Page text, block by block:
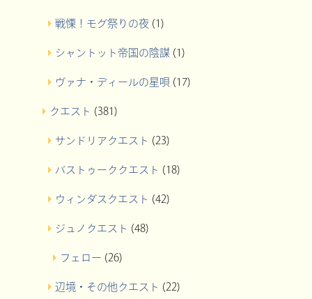
戦慄！モグ祭りの夜(1)
シャントット帝国の陰謀(1)
ヴァナ・ディールの星唄 (17)
クエスト (381)
サンドリアクエスト (23)
バストゥーククエスト (18)
ウィンダスクエスト (42)
ジュノクエスト (48)
フェロー (26)
辺境・その他クエスト (22)